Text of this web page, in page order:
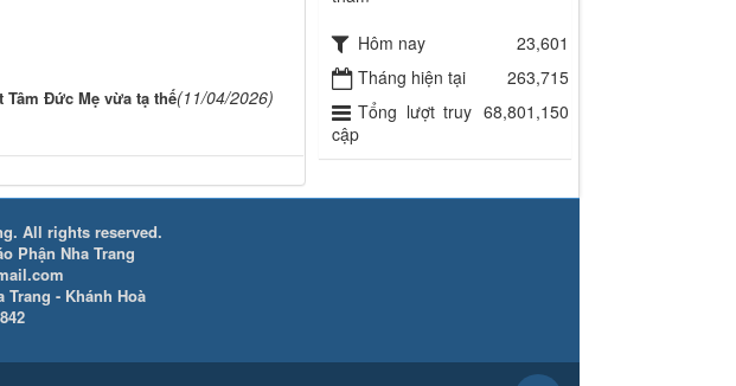
Đức Mẹ vừa tạ thế(11/04/2026)
Hôm nay
23,601
Tháng hiện tại
263,715
Tổng lượt truy
cập
68,801,150
All rights reserved.
Phận Nha Trang
Trang - Khánh Hoà